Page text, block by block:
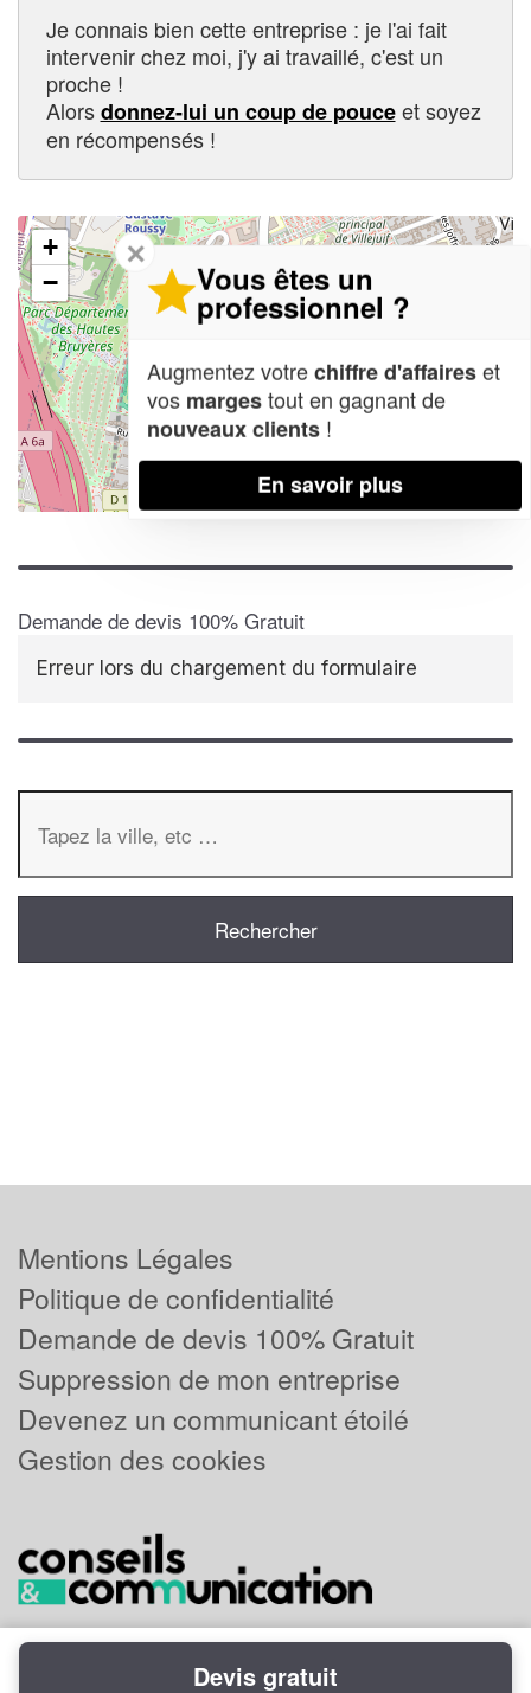
Je connais bien cette entreprise : je l'ai fait
intervenir chez moi, j'y ai travaillé, c'est un
proche !
Alorsdonnez-lui un coup de pouceet soyez
en récompensés !
+
−
OpenStreetMap contributors,
Demande de devis 100% Gratuit
Erreur lors du chargement du formulaire
✕
Vous êtes un
professionnel ?
Augmentez votrechiffre d'affaireset
vos margestout en gagnant de
nouveaux clients !
En savoir plus
Mentions Légales
Politique de confidentialité
Demande de devis 100% Gratuit
Suppression de mon entreprise
Devenez un communicant étoilé
Gestion des cookies
Devis gratuit